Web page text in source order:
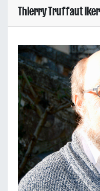
Thierry Truffaut